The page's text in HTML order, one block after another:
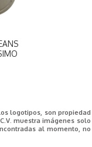
logotipos, son propiedad
muestra imágenes solo
al momento, no